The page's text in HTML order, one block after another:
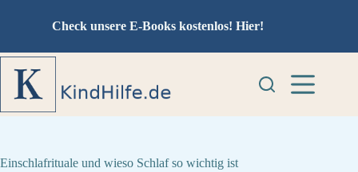
Check unsere E-Books kostenlos! Hier!
Einschlafrituale und wieso Schlaf so wichtig ist